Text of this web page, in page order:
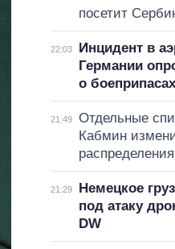
посетит
22:03
Инцидент в
Германии
о
21:49
Отдельные
Кабмин
21:29
Немецкое
под атаку
DW